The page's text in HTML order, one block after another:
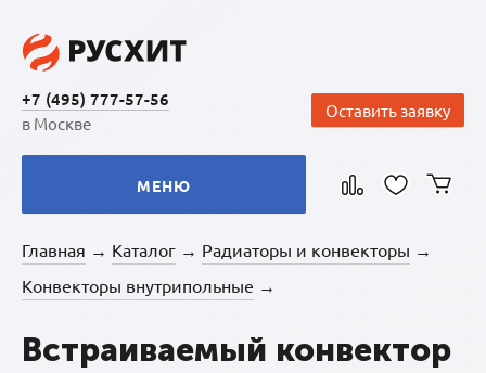
+7 (495) 777-57-56
в Москве
Оставить заявку
МЕНЮ
Главная → Каталог → Радиаторы и конвекторы →
Конвекторы внутрипольные →
Встраиваемый конвектор